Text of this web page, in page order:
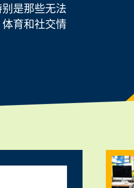
是那些无法
育和社交情